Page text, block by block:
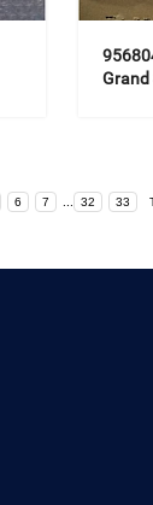
Grand
6 7 32 33